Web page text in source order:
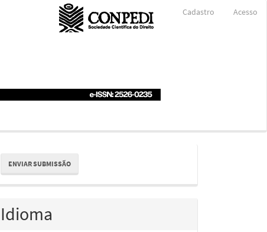
Cadastro Acesso
Enviar
Submissão
ENVIAR SUBMISSÃO
Idioma